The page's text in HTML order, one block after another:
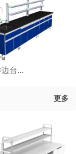
台...
更多